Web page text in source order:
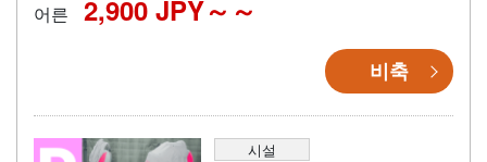
어른 2,900 JPY～
비축
시설